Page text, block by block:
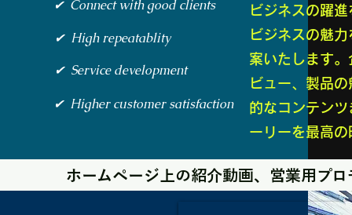
✔︎ Connect with good clients
✔︎ High repeatablity
✔︎ Service development
✔︎ Higher customer satisfaction
ビジネスの躍
ビジネスの魅
案いたします
ビュー、製品
的なコンテン
ーリーを最高
ホームページ上の紹介動画、営業用プ